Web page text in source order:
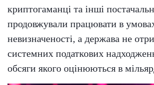
криптогаманці та інші
продовжували працювати в
невизначеності, а держава не
системних податкових
обсяги якого оцінюються в